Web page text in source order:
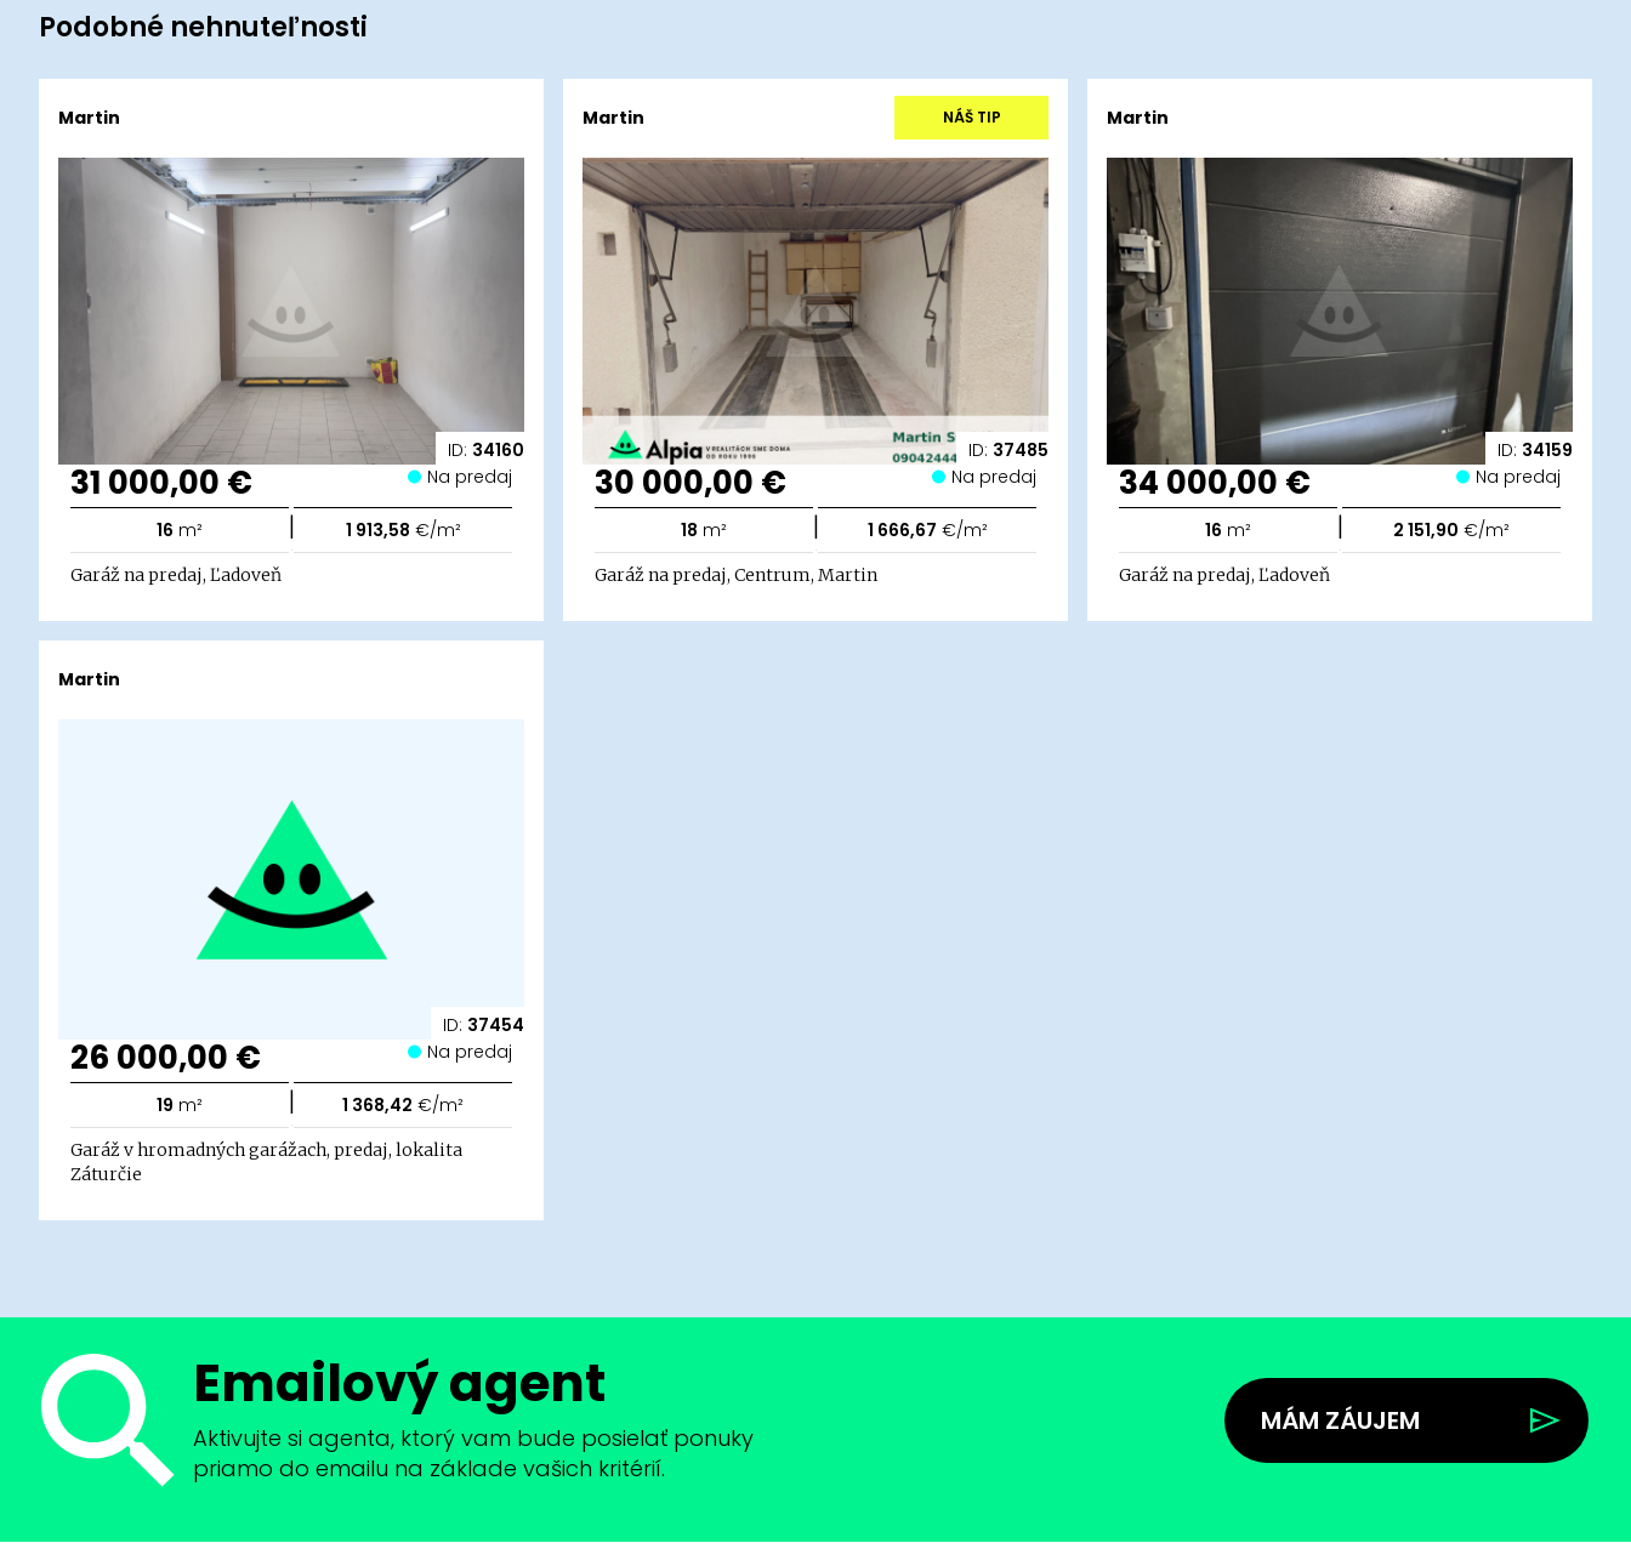
Podobné nehnuteľnosti
ID: 34160
Martin
31 000,00 € Na predaj
16 m² | 1 913,58 €/m²
Garáž na predaj, Ľadoveň
ID: 37485
Martin NÁŠ TIP
30 000,00 € Na predaj
18 m² | 1 666,67 €/m²
Garáž na predaj, Centrum, Martin
ID: 34159
Martin
34 000,00 € Na predaj
16 m² | 2 151,90 €/m²
Garáž na predaj, Ľadoveň
ID: 37454
Martin
26 000,00 € Na predaj
19 m² | 1 368,42 €/m²
Garáž v hromadných garážach, predaj, lokalita
Záturčie
Emailový agent
Aktivujte si agenta, ktorý vam bude posielať ponuky
priamo do emailu na základe vašich kritérií.
MÁM ZÁUJEM